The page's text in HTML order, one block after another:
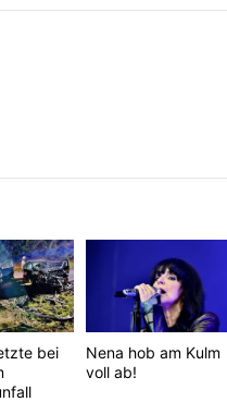
bei
Nena hob am Kulm
voll ab!